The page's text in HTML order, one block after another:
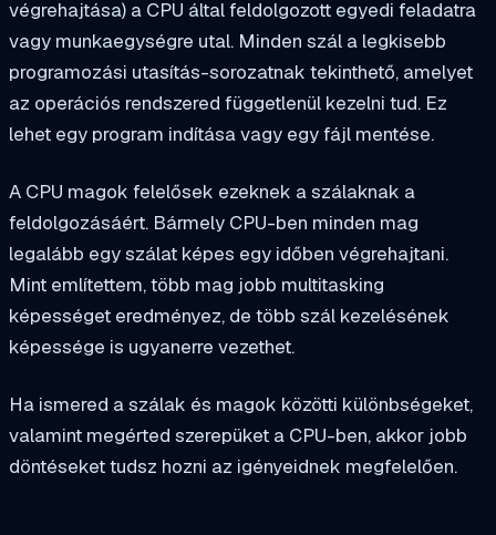
végrehajtása) a CPU által feldolgozott egyedi feladatra
vagy munkaegységre utal. Minden szál a legkisebb
programozási utasítás-sorozatnak tekinthető, amelyet
az operációs rendszered függetlenül kezelni tud. Ez
lehet egy program indítása vagy egy fájl mentése.
A CPU magok felelősek ezeknek a szálaknak a
feldolgozásáért. Bármely CPU-ben minden mag
legalább egy szálat képes egy időben végrehajtani.
Mint említettem, több mag jobb multitasking
képességet eredményez, de több szál kezelésének
képessége is ugyanerre vezethet.
Ha ismered a szálak és magok közötti különbségeket,
valamint megérted szerepüket a CPU-ben, akkor jobb
döntéseket tudsz hozni az igényeidnek megfelelően.